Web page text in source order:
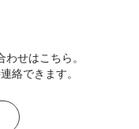
せはこちら。
絡できます。